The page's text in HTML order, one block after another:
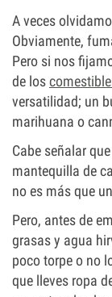
A veces
Obviamente,
Pero si nos
de los
versatilidad; un
marihuana o
Cabe señalar
mantequilla de
no es más que
Pero, antes de
grasas y agua
poco torpe o no
que lleves ropa